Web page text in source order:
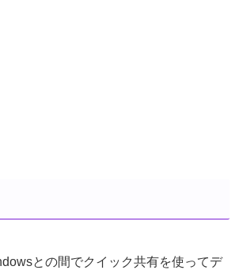
との間でクイック共有を使ってデ